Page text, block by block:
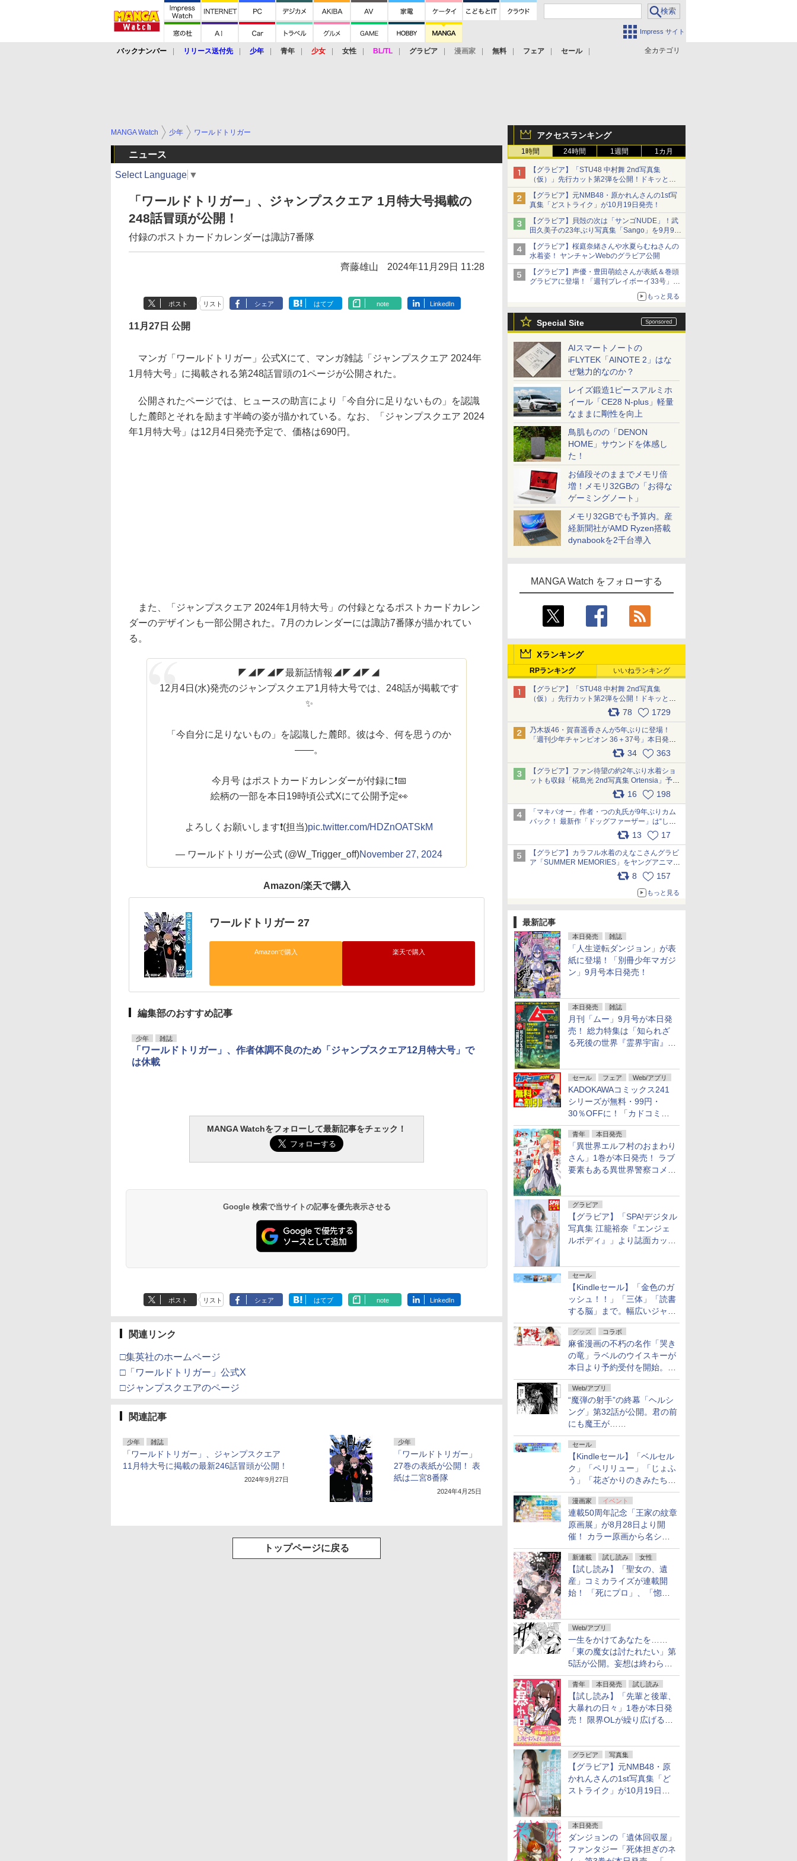
Impress サイト
全カテゴリ
バックナンバー リリース送付先 少年 青年 少女 女性 BL/TL グラビア 漫画家 無料 フェア セール
アクセスランキング
1時間 24時間 1週間 1カ月
【グラビア】「STU48 中村舞 2nd写真集
（仮）」先行カット第2弾を公開！ドキッとす
るランジェリーカットなど新たな挑戦
【グラビア】元NMB48・原かれんさんの1st写
真集「どストライク」が10月19日発売！
【グラビア】貝殻の次は「サンゴNUDE」！武
田久美子の23年ぶり写真集「Sango」を9月9日
に発売
【グラビア】桜庭奈緒さんや水夏らむねさんの
水着姿！ ヤンチャンWebのグラビア公開
【グラビア】声優・豊田萌絵さんが表紙＆巻頭
グラビアに登場！「週刊プレイボーイ33号」本
もっと見る
Special Site
AIスマートノートの
iFLYTEK「AINOTE 2」はな
ぜ魅力的なのか？
レイズ鍛造1ピースアルミホ
イール「CE28 N-plus」軽量
なままに剛性を向上
鳥肌ものの「DENON
HOME」サウンドを体感し
た！
お値段そのままでメモリ倍
増！メモリ32GBの「お得な
ゲーミングノート」
メモリ32GBでも予算内。産
経新聞社がAMD Ryzen搭載
dynabookを2千台導入
MANGA Watch をフォローする
Xランキング
RPランキング いいねランキング
【グラビア】「STU48 中村舞 2nd写真集
（仮）」先行カット第2弾を公開！ドキッとす
るランジェリーカットなど新たな挑戦
78 1729
乃木坂46・賀喜遥香さんが5年ぶりに登場！
「週刊少年チャンピオン 36＋37号」本日発
売 pic.x.com/2Mo85ZlRvK
34 363
【グラビア】ファン待望の約2年ぶり水着ショ
ットも収録「椛島光 2nd写真集 Ortensia」予約
16 198
「マキバオー」作者・つの丸氏が9年ぶりカム
バック！ 最新作「ドッグファーザー」は“しゃ
べらない動物”とのリアルな暮らしを描く 「も
うこれ以上の幸せはない」……一緒に暮らす愛
犬たちへ… pic.x.com/hEr88DgVyD
13 17
【グラビア】カラフル水着のえなこさんグラビ
ア「SUMMER MEMORIES」をヤングアニマル
Webで公開中 pic.x.com/wdmmjZ7DnV
8 157
もっと見る
最新記事
本日発売 雑誌
「人生逆転ダンジョン」が表
紙に登場！「別冊少年マガジ
ン」9月号本日発売！
本日発売 雑誌
月刊「ムー」9月号が本日発
売！ 総力特集は「知られざ
る死後の世界『霊界宇宙』の
セール フェア Web/アプリ
KADOKAWAコミックス241
シリーズが無料・99円・
30％OFFに！「カドコミフ
ェア 2026」第2弾が開催中！
青年 本日発売
「異世界エルフ村のおまわり
さん」1巻が本日発売！ ラブ
要素もある異世界警察コメデ
グラビア
【グラビア】「SPA!デジタル
写真集 江籠裕奈『エンジェ
ルボディ』」より誌面カット
セール
【Kindleセール】「金色のガ
ッシュ！！」「三体」「読書
する脳」まで。幅広いジャン
ルの電子書籍が最大65％オ
フ！「Kindle本サマーセー
ル」第2弾が開催中！
グッズ コラボ
麻雀漫画の不朽の名作「哭き
の竜」ラベルのウイスキーが
本日より予約受付を開始。8
月16日まで
Web/アプリ
“魔弾の射手”の終幕「ヘルシ
ング」第32話が公開。君の前
にも魔王が……
セール
【Kindleセール】「ベルセル
ク」「ペリリュー」「じょふ
う」「花ざかりのきみたち
へ」などが最大50％オフ！
「白泉社 夏の大割引セー
ル」が開催中！
漫画家 イベント
連載50周年記念「王家の紋章
原画展」が8月28日より開
催！ カラー原画から名シー
ンの原稿まで
新連載 試し読み 女性
【試し読み】「聖女の、遺
産」コミカライズが連載開
始！ 「死にプロ」、「惚れ
Web/アプリ
一生をかけてあなたを……
「東の魔女は討たれたい」第
5話が公開。妄想は終わらな
い
青年 本日発売 試し読み
【試し読み】「先輩と後輩、
大暴れの日々」1巻が本日発
売！ 限界OLが繰り広げる禁
グラビア 写真集
【グラビア】元NMB48・原
かれんさんの1st写真集「ど
ストライク」が10月19日発
本日発売
ダンジョンの「遺体回収屋」
ファンタジー「死体担ぎのネ
MANGA Watch 少年 ワールドトリガー
ニュース
Select Language ▼
「ワールドトリガー」、ジャンプスクエア 1月特大号掲載の
248話冒頭が公開！
付録のポストカードカレンダーは諏訪7番隊
齊藤雄山 2024年11月29日 11:28
ポスト リスト シェア はてブ note LinkedIn
11月27日 公開
マンガ「ワールドトリガー」公式Xにて、マンガ雑誌「ジャンプスクエア 2024年
1月特大号」に掲載される第248話冒頭の1ページが公開された。
公開されたページでは、ヒュースの助言により「今自分に足りないもの」を認識
した麓郎とそれを励ます半崎の姿が描かれている。なお、「ジャンプスクエア 2024
年1月特大号」は12月4日発売予定で、価格は690円。
また、「ジャンプスクエア 2024年1月特大号」の付録となるポストカードカレン
ダーのデザインも一部公開された。7月のカレンダーには諏訪7番隊が描かれてい
る。
◤◢◤◢◤最新話情報◢◤◢◤◢
12月4日(水)発売のジャンプスクエア1月特大号では、248話が掲載です
✨
「今自分に足りないもの」を認識した麓郎。彼は今、何を思うのか
――。
今月号 はポストカードカレンダーが付録に❗️📅
絵柄の一部を本日19時頃公式Xにて公開予定👀
よろしくお願いします❗️(担当)pic.twitter.com/HDZnOATSkM
— ワールドトリガー公式 (@W_Trigger_off)November 27, 2024
Amazon/楽天で購入
ワールドトリガー 27
Amazonで購入 楽天で購入
編集部のおすすめ記事
少年 雑誌
「ワールドトリガー」、作者体調不良のため「ジャンプスクエア12月特大号」で
は休載
MANGA Watchをフォローして最新記事をチェック！
Google 検索で当サイトの記事を優先表示させる
ポスト リスト シェア はてブ note LinkedIn
関連リンク
□集英社のホームページ
□「ワールドトリガー」公式X
□ジャンプスクエアのページ
関連記事
少年 雑誌
「ワールドトリガー」、ジャンプスクエア
11月特大号に掲載の最新246話冒頭が公開！
2024年9月27日
少年
「ワールドトリガー」
27巻の表紙が公開！ 表
紙は二宮8番隊
2024年4月25日
トップページに戻る